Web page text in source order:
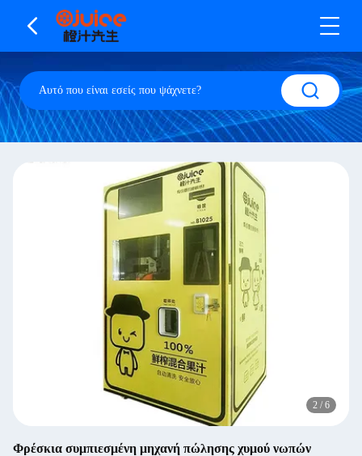
2 / 6
Φρέσκια συμπιεσμένη μηχανή πώλησης χυμού νωπών